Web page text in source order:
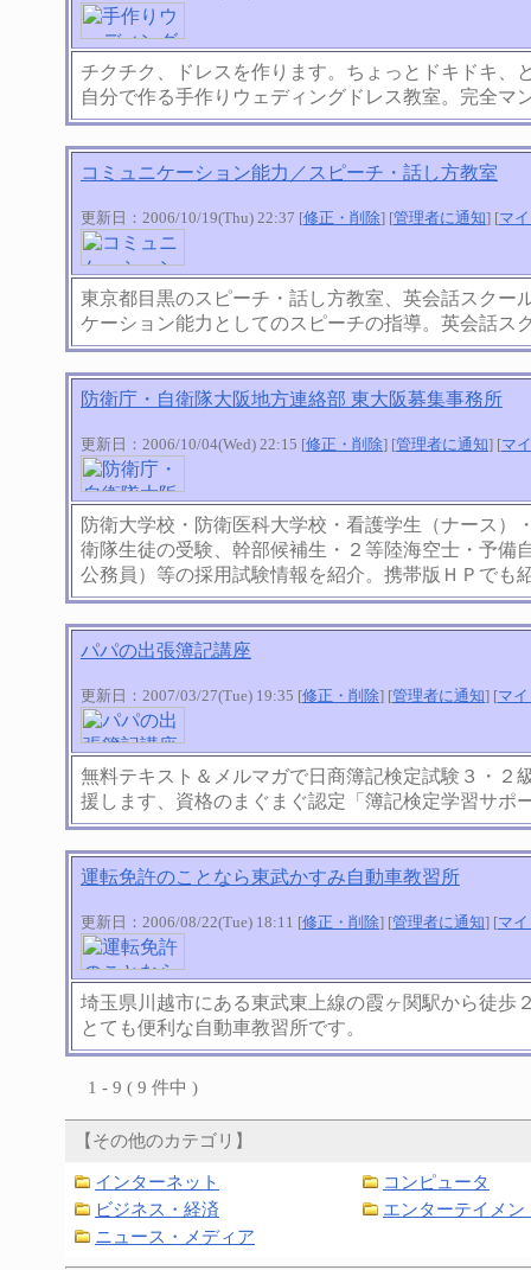
チクチク、ドレスを作ります。ちょっとドキドキ、
自分で作る手作りウェディングドレス教室。完全マ
コミュニケーション能力／スピーチ・話し方教室
更新日：2006/10/19(Thu) 22:37 [修正・削除] [管理者に通知] [マ
東京都目黒のスピーチ・話し方教室、英会話スクー
ケーション能力としてのスピーチの指導。英会話ス
防衛庁・自衛隊大阪地方連絡部 東大阪募集事務所
更新日：2006/10/04(Wed) 22:15 [修正・削除] [管理者に通知] [マ
防衛大学校・防衛医科大学校・看護学生（ナース）
衛隊生徒の受験、幹部候補生・２等陸海空士・予備
公務員）等の採用試験情報を紹介。携帯版ＨＰでも
パパの出張簿記講座
更新日：2007/03/27(Tue) 19:35 [修正・削除] [管理者に通知] [マ
無料テキスト＆メルマガで日商簿記検定試験３・２
援します、資格のまぐまぐ認定「簿記検定学習サポ
運転免許のことなら東武かすみ自動車教習所
更新日：2006/08/22(Tue) 18:11 [修正・削除] [管理者に通知] [マ
埼玉県川越市にある東武東上線の霞ヶ関駅から徒歩
とても便利な自動車教習所です。
1 - 9 ( 9 件中 )
【その他のカテゴリ】
インターネット
コンピュータ
ビジネス・経済
エンターテイメン
ニュース・メディア